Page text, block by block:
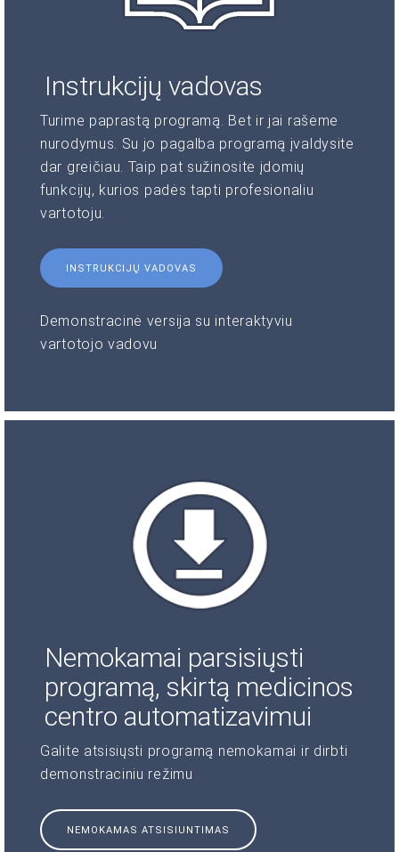
Instrukcijų vadovas
Turime paprastą programą. Bet ir jai rašėme
nurodymus. Su jo pagalba programą įvaldysite
dar greičiau. Taip pat sužinosite įdomių
funkcijų, kurios padės tapti profesionaliu
vartotoju.
INSTRUKCIJŲ VADOVAS
Demonstracinė versija su interaktyviu
vartotojo vadovu
Nemokamai parsisiųsti
programą, skirtą medicinos
centro automatizavimui
Galite atsisiųsti programą nemokamai ir dirbti
demonstraciniu režimu
NEMOKAMAS ATSISIUNTIMAS